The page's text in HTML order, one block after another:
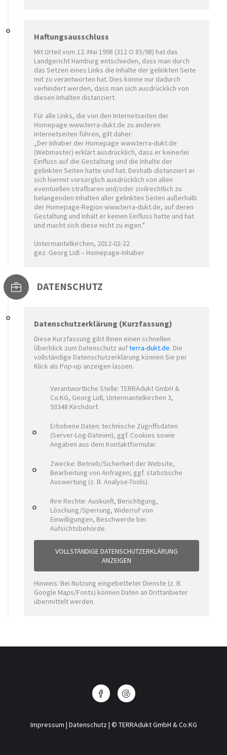
Haftungsausschluss
Mit Urteil vom 12. Mai 1998 (312 O 85/98) hat das
Landgericht Hamburg entschieden, dass man durch
das Setzen eines Links die Inhalte der gelinkten Seite
mit zu verantworten hat. Dies könne nur dadurch
verhindert werden, dass man sich ausdrücklich von
diesen Inhalten distanziert.
Für alle Links, die von den Internetseiten der
Homepage www.terra-dukt.de zu anderen
Internetseiten führen, gilt daher:
„Der Inhaber der Homepage www.terra-dukt.de
(Webmaster) erklärt ausdrücklich, dass er keinerlei
Einfluss auf die Gestaltung und die Inhalte der
gelinkten Seiten hatte und hat. Deshalb distanziert er
sich hiermit vorsorglich ausdrücklich von allen
eventuellen strafbaren und/oder zivilrechtlich zu
belangenden Inhalten aller gelinkten Seiten außerhalb
der Homepage-Region www.terra-dukt.de, auf deren
Gestaltung und Inhalt er keinen Einfluss hatte und hat
und macht sich diese nicht zu eigen."
Untermantelkirchen, 2012-02-22
gez. Georg Lidl – Homepage-Inhaber
DATENSCHUTZ
Datenschutzerklärung (Kurzfassung)
Diese Kurzfassung gibt Ihnen einen schnellen
Überblick zum Datenschutz aufterra-dukt.de. Die
vollständige Datenschutzerklärung können Sie per
Klick als Pop-up anzeigen lassen.
Verantwortliche Stelle: TERRAdukt GmbH &
Co.KG, Georg Lidl, Untermantelkirchen 3,
93348 Kirchdorf.
Erhobene Daten: technische Zugriffsdaten
(Server-Log-Dateien), ggf. Cookies sowie
Angaben aus dem Kontaktformular.
Zwecke: Betrieb/Sicherheit der Website,
Bearbeitung von Anfragen; ggf. statistische
Auswertung (z. B. Analyse-Tools).
Ihre Rechte: Auskunft, Berichtigung,
Löschung/Sperrung, Widerruf von
Einwilligungen, Beschwerde bei
Aufsichtsbehörde.
VOLLSTÄNDIGE DATENSCHUTZERKLÄRUNG
ANZEIGEN
Hinweis: Bei Nutzung eingebetteter Dienste (z. B.
Google Maps/Fonts) können Daten an Drittanbieter
übermittelt werden.
Impressum | Datenschutz| © TERRAdukt GmbH & Co.KG